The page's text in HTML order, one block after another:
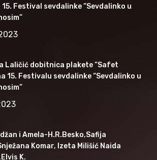
Festival sevdalinke “Sevdalinko u
Laličić dobitnica plakete “Safet
15. Festivalu sevdalinke “Sevdalinko u
i Amela-H.R.Besko,Safija
Komar, Izeta Milišić Naida
K.